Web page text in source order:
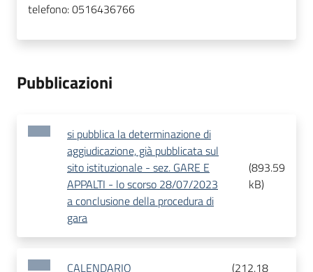
telefono:0516436766
Pubblicazioni
si pubblica la determinazione di
aggiudicazione, già pubblicata sul
sito istituzionale - sez. GARE E
APPALTI - lo scorso 28/07/2023
a conclusione della procedura di
gara
(893.59
kB)
CALENDARIO
(212.18